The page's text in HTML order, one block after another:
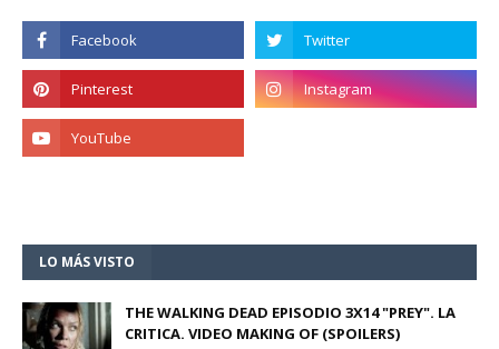
LO MÁS VISTO
THE WALKING DEAD EPISODIO 3X14 "PREY". LA
CRITICA. VIDEO MAKING OF (SPOILERS)